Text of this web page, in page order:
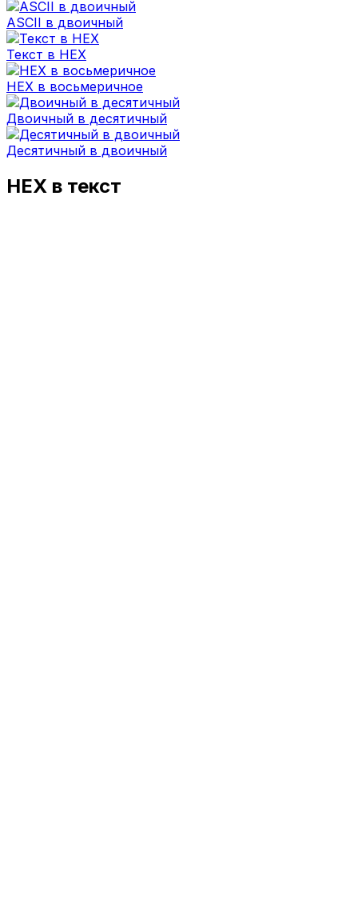
ASCII в двоичный
Текст в HEX
HEX в восьмеричное
Двоичный в десятичный
Десятичный в двоичный
HEX в текст